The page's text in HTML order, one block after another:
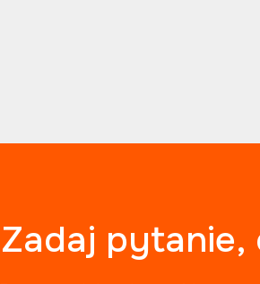
Zadaj pytanie,